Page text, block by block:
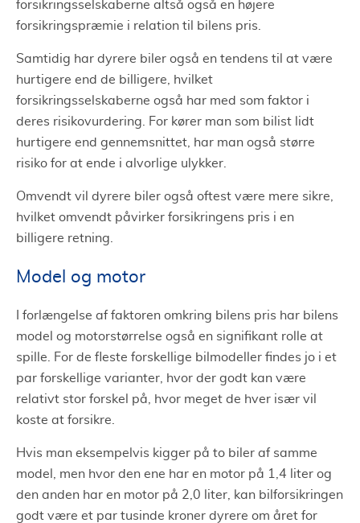
forsikringsselskaberne altså også en højere
forsikringspræmie i relation til bilens pris.
Samtidig har dyrere biler også en tendens til at være
hurtigere end de billigere, hvilket
forsikringsselskaberne også har med som faktor i
deres risikovurdering. For kører man som bilist lidt
hurtigere end gennemsnittet, har man også større
risiko for at ende i alvorlige ulykker.
Omvendt vil dyrere biler også oftest være mere sikre,
hvilket omvendt påvirker forsikringens pris i en
billigere retning.
Model og motor
I forlængelse af faktoren omkring bilens pris har bilens
model og motorstørrelse også en signifikant rolle at
spille. For de fleste forskellige bilmodeller findes jo i et
par forskellige varianter, hvor der godt kan være
relativt stor forskel på, hvor meget de hver især vil
koste at forsikre.
Hvis man eksempelvis kigger på to biler af samme
model, men hvor den ene har en motor på 1,4 liter og
den anden har en motor på 2,0 liter, kan bilforsikringen
godt være et par tusinde kroner dyrere om året for